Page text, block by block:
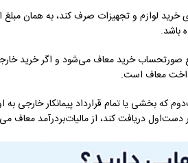
خرید لوازم و تجهیزات صرف کند، به همان
باشد.
صورتحساب خرید معاف می‌شود و اگر خرید
معاف است.
که بخشی یا تمام قرارداد پیمانکار خارجی